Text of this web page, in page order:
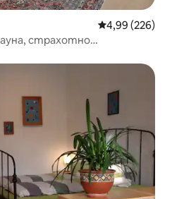
Средна
4,99 (226)
страхотно